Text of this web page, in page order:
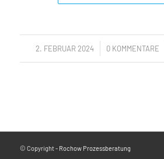
2. FEBRUAR 2024
/ 0 KOMMENTARE
/
© Copyright - Rochow Prozessberatung